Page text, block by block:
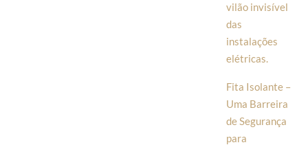
vilão invisível
das
instalações
elétricas.
Fita Isolante –
Uma Barreira
de Segurança
para